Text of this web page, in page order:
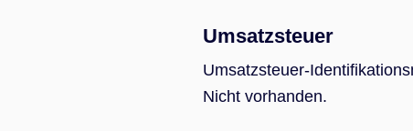
Umsatzsteuer
Umsatzsteuer-
Nicht vorhanden.